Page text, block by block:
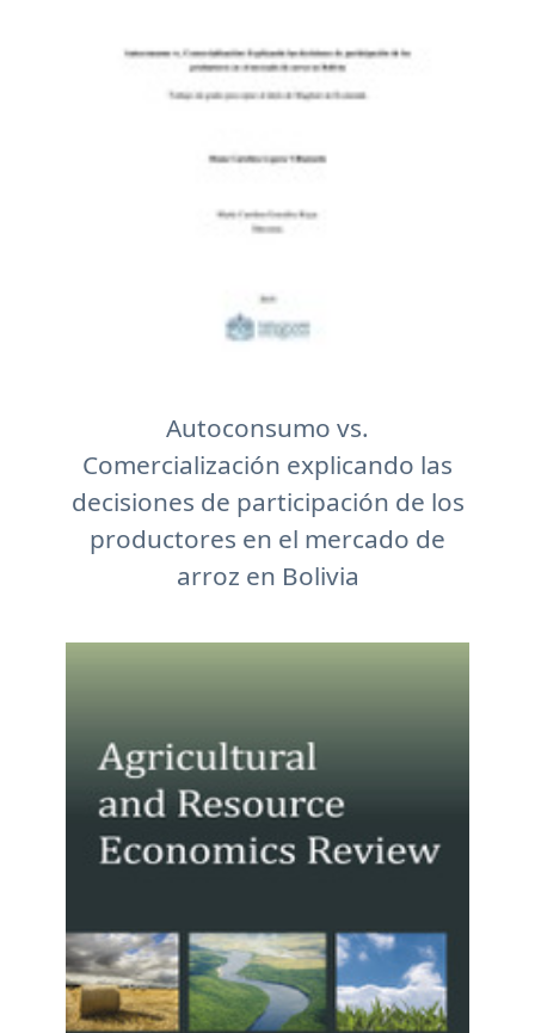
Autoconsumo vs.
Comercialización explicando las
decisiones de participación de los
productores en el mercado de
arroz en Bolivia